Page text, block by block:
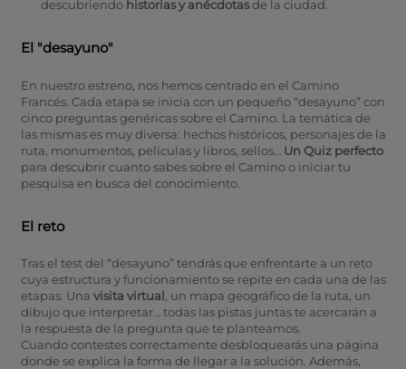
descubriendo historias y anécdotasde la ciudad.
El "desayuno"
En nuestro estreno, nos hemos centrado en el Camino
Francés. Cada etapa se inicia con un pequeño “desayuno” con
cinco preguntas genéricas sobre el Camino. La temática de
las mismas es muy diversa: hechos históricos, personajes de la
ruta, monumentos, películas y libros, sellos… Un Quiz perfecto
para descubrir cuanto sabes sobre el Camino o iniciar tu
pesquisa en busca del conocimiento.
El reto
Tras el test del “desayuno” tendrás que enfrentarte a un reto
cuya estructura y funcionamiento se repite en cada una de las
etapas. Una visita virtual, un mapa geográfico de la ruta, un
dibujo que interpretar… todas las pistas juntas te acercarán a
la respuesta de la pregunta que te planteamos.
Cuando contestes correctamente desbloquearás una página
donde se explica la forma de llegar a la solución. Además,